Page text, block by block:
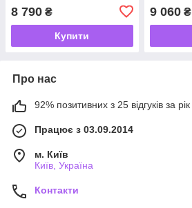
8 790 ₴
Купити
9 060₴
Про нас
92% позитивних з 25 відгуків за рік
Працює з 03.09.2014
м. Київ
Київ, Україна
Контакти